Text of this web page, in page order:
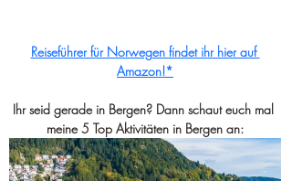
Reiseführer für Norwegen findet ihr hier auf
Amazon!*
Ihr seid gerade in Bergen? Dann schaut euch mal
meine 5 Top Aktivitäten in Bergen an: